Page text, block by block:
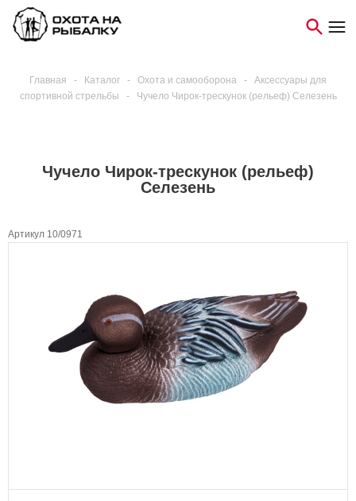
Главная - Каталог - Охота и самооборона -
Аксессуары для
спортивной стрельбы
- Чучело Чирок-трескунок (рельеф) Селезень
Чучело Чирок-трескунок (рельеф)
Селезень
Артикул 10/0971